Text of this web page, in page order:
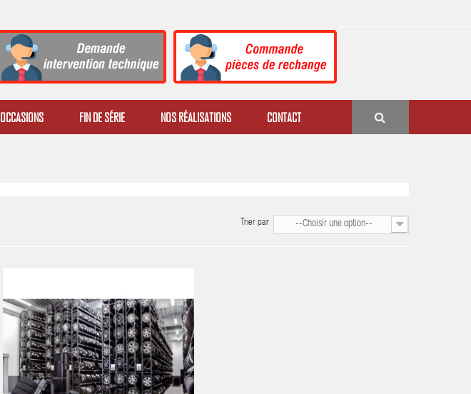
OCCASIONS FIN DE SÉRIE NOS RÉALISATIONS CONTACT
Trier par --Choisir une option--